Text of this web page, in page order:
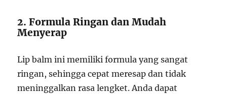
2. Formula Ringan dan Mudah
Menyerap
Lip balm ini memiliki formula yang sangat
ringan, sehingga cepat meresap dan tidak
meninggalkan rasa lengket. Anda dapat